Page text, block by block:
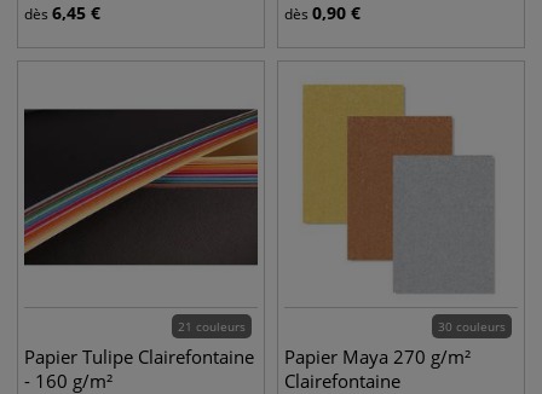
dès 6,45 € dès 0,90 €
21 couleurs
Papier Tulipe Clairefontaine
- 160 g/m²
30 couleurs
Papier Maya 270 g/m²
Clairefontaine